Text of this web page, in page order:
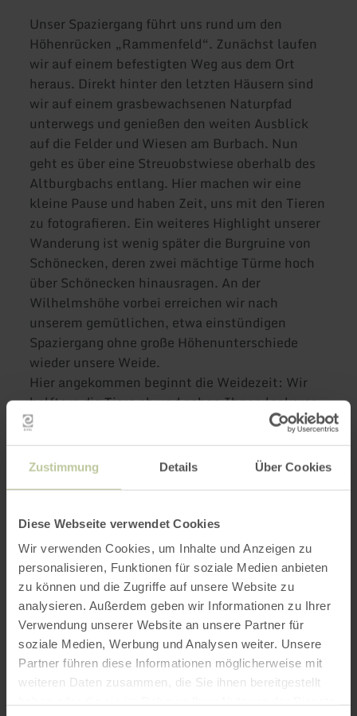
Zustimmung Details Über Cookies
Diese Webseite verwendet Cookies
Wir verwenden Cookies, um Inhalte und Anzeigen zu
personalisieren, Funktionen für soziale Medien anbieten
zu können und die Zugriffe auf unsere Website zu
analysieren. Außerdem geben wir Informationen zu Ihrer
Verwendung unserer Website an unsere Partner für
soziale Medien, Werbung und Analysen weiter. Unsere
Partner führen diese Informationen möglicherweise mit
weiteren Daten zusammen, die Sie ihnen bereitgestellt
Unser Spaziergang führt uns rund um den
Höhenrücken „Rammenfeld“. Zunächst laufen
wir auf einem befestigten Weg aus dem Ort
heraus. Direkt hinter den letzten Häusern sind
wir auf einem grasbewachsenen Naturpfad
unterwegs und genießen den weiten Ausblick
auf die Felder und Wiesen am Burbach. Nun
geht es über eine Streuobstwiese oberhalb des
Altburgbachs entlang. Hier machen wir eine
kleine Pause und haben Zeit, uns mit den Tieren
zu fotografieren. Ein weiteres Highlight unserer
Wanderung ist wenig später die Burgruine von
Schönecken, deren zwei mächtige Türme hoch
über Schönecken hinausragen. An der
Wilhelmshöhe vorbei erreichen wir nach
unserem gemütlichen, etwa einstündigen
Spaziergang ohne große Höhenunterschiede
wieder unsere Weide.
Hier angekommen beginnt die Weidezeit: Wir
halftern die Tiere ab und geben Ihnen leckeres
Heu zu fressen. Mit etwas Glück könnt Ihr die
Tiere weiter streicheln oder sogar etwas
bürsten. Genießt die Ruhe und Gelassenheit
Enthalten: etwa einstündiger, einfacher
Spaziergang für die ganze Familie mit Pausen
anschließende Weidezeit, bei der ihr die Tiere in
Ruhe beobachten könnt
Deutsch und Englisch sprechende
Wanderführung
je zwei Personen teilen sich ein Alpaka bzw.
Lama